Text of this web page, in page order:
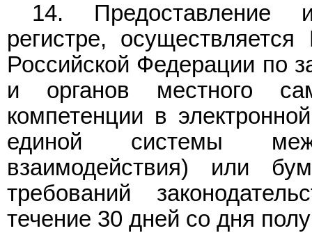
14. Предоставление
регистре,
Российской Федерации по
и органов местного
компетенции в
единой системы
взаимодействия) или
требований
течение 30 дней со дня